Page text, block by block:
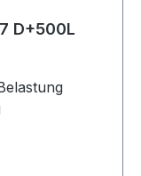
THK Teleskopschienen FBL27 D+500L